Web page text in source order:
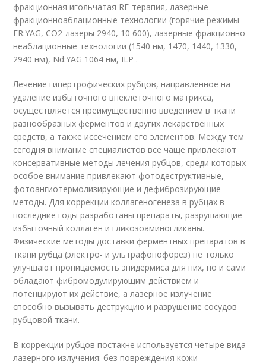
фракционная игольчатая RF-терапия, лазерные
фракционноаблационные технологии (горячие режимы
ER:YAG, CO2-лазеры 2940, 10 600), лазерные фракционно-
неаблационные технологии (1540 нм, 1470, 1440, 1330,
2940 нм), Nd:YAG 1064 нм, ILP .
Лечение гипертрофических рубцов, направленное на
удаление избыточного внеклеточного матрикса,
осуществляется преимущественно введением в ткани
разнообразных ферментов и других лекарственных
средств, а также иссечением его элементов. Между тем
сегодня внимание специалистов все чаще привлекают
консервативные методы лечения рубцов, среди которых
особое внимание привлекают фотодеструктивные,
фотоангиотермолизирующие и дефиброзирующие
методы. Для коррекции коллагеногенеза в рубцах в
последние годы разработаны препараты, разрушающие
избыточный коллаген и гликозоаминогликаны.
Физические методы доставки ферментных препаратов в
ткани рубца (электро- и ультрафонофорез) не только
улучшают проницаемость эпидермиса для них, но и сами
обладают фибромодулирующим действием и
потенцируют их действие, а лазерное излучение
способно вызывать деструкцию и разрушение сосудов
рубцовой ткани.
В коррекции рубцов постакне используется четыре вида
лазерного излучения: без повреждения кожи